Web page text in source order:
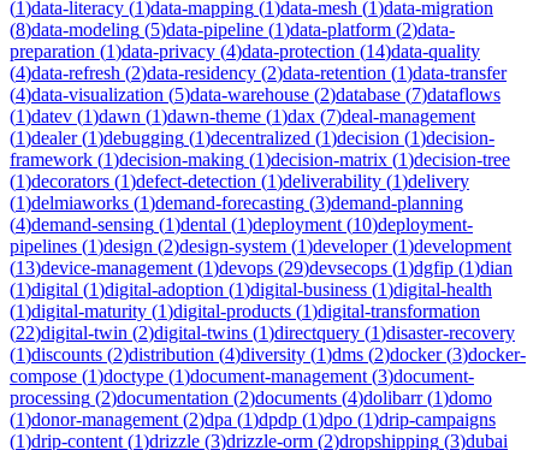
(1)data-literacy (1)data-mapping (1)data-mesh (1)data-migration
(8)data-modeling (5)data-pipeline (1)data-platform (2)data-
preparation (1)data-privacy (4)data-protection (14)data-quality
(4)data-refresh (2)data-residency (2)data-retention (1)data-transfer
(4)data-visualization (5)data-warehouse (2)database (7)dataflows
(1)datev (1)dawn (1)dawn-theme (1)dax (7)deal-management
(1)dealer(1)debugging (1)decentralized (1)decision (1)decision-
framework (1)decision-making (1)decision-matrix (1)decision-tree
(1)decorators (1)defect-detection (1)deliverability (1)delivery
(1)delmiaworks (1)demand-forecasting (3)demand-planning
(4)demand-sensing (1)dental (1)deployment (10)deployment-
pipelines (1)design (2)design-system (1)developer(1)development
(13)device-management (1)devops (29)devsecops (1)dgfip (1)dian
(1)digital (1)digital-adoption (1)digital-business (1)digital-health
(1)digital-maturity (1)digital-products (1)digital-transformation
(22)digital-twin (2)digital-twins (1)directquery (1)disaster-recovery
(1)discounts (2)distribution (4)diversity (1)dms (2)docker(3)docker-
compose (1)doctype (1)document-management (3)document-
processing (2)documentation (2)documents (4)dolibarr(1)domo
(1)donor-management (2)dpa (1)dpdp (1)dpo (1)drip-campaigns
(1)drip-content (1)drizzle (3)drizzle-orm (2)dropshipping (3)dubai